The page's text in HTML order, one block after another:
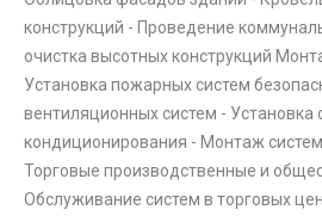
конструкций - Проведение
очистка высотных конструкций
Установка пожарных систем
вентиляционных систем - Установка
кондиционирования - Монтаж
Торговые производственные и
Обслуживание систем в торговых